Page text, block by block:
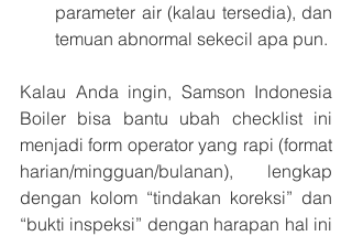
parameter air (kalau tersedia), dan
temuan abnormal sekecil apa pun.
Kalau Anda ingin, Samson Indonesia
Boiler bisa bantu ubah checklist ini
menjadi form operator yang rapi (format
harian/mingguan/bulanan), lengkap
dengan kolom “tindakan koreksi” dan
“bukti inspeksi” dengan harapan hal ini